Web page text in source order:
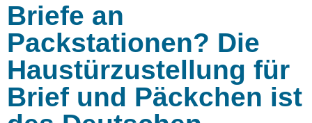
Briefe an
Packstationen? Die
Haustürzustellung für
Brief und Päckchen ist